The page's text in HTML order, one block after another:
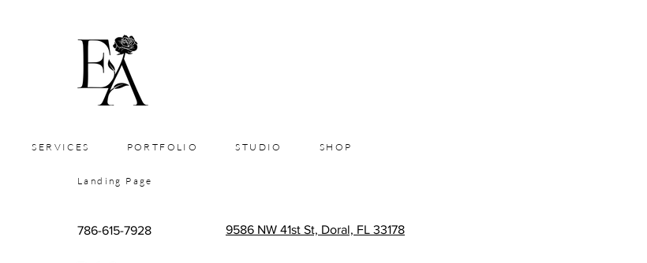
SERVICES PORTFOLIO STUDIO SHOP
Landing Page
9586 NW 41st St, Doral, FL 33178
786-615-7928